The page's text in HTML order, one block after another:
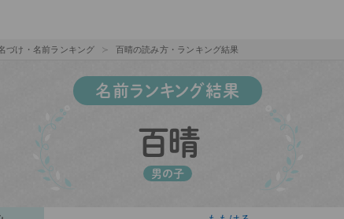
づけ・名前ランキング 百晴の読み方・ランキング結果
名前ランキング結果
百晴
男の子